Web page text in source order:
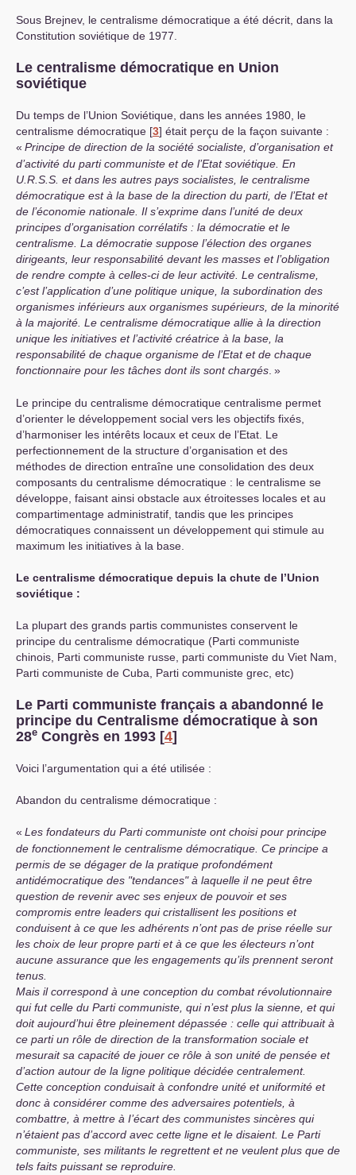
Sous Brejnev, le centralisme démocratique a été décrit, dans la
Constitution soviétique de 1977.
Le centralisme démocratique en Union
soviétique
Du temps de l’Union Soviétique, dans les années 1980, le
centralisme démocratique [3] était perçu de la façon suivante :
« Principe de direction de la société socialiste, d’organisation et
d’activité du parti communiste et de l’Etat soviétique. En
U.R.S.S. et dans les autres pays socialistes, le centralisme
démocratique est à la base de la direction du parti, de l’Etat et
de l’économie nationale. Il s’exprime dans l’unité de deux
principes d’organisation corrélatifs : la démocratie et le
centralisme. La démocratie suppose l’élection des organes
dirigeants, leur responsabilité devant les masses et l’obligation
de rendre compte à celles-ci de leur activité. Le centralisme,
c’est l’application d’une politique unique, la subordination des
organismes inférieurs aux organismes supérieurs, de la minorité
à la majorité. Le centralisme démocratique allie à la direction
unique les initiatives et l’activité créatrice à la base, la
responsabilité de chaque organisme de l’Etat et de chaque
fonctionnaire pour les tâches dont ils sont chargés »
Le principe du centralisme démocratique centralisme permet
d’orienter le développement social vers les objectifs fixés,
d’harmoniser les intérêts locaux et ceux de l’Etat. Le
perfectionnement de la structure d’organisation et des
méthodes de direction entraîne une consolidation des deux
composants du centralisme démocratique : le centralisme se
développe, faisant ainsi obstacle aux étroitesses locales et au
compartimentage administratif, tandis que les principes
démocratiques connaissent un développement qui stimule au
maximum les initiatives à la base.
Le centralisme démocratique depuis la chute de l’Union
soviétique :
La plupart des grands partis communistes conservent le
principe du centralisme démocratique (Parti communiste
chinois, Parti communiste russe, parti communiste du Viet Nam,
Parti communiste de Cuba, Parti communiste grec, etc)
Le Parti communiste français a abandonné le
principe du Centralisme démocratique à son
28e Congrès en 1993 [4]
Voici l’argumentation qui a été utilisée :
Abandon du centralisme démocratique :
« Les fondateurs du Parti communiste ont choisi pour principe
de fonctionnement le centralisme démocratique. Ce principe a
permis de se dégager de la pratique profondément
antidémocratique des "tendances" à laquelle il ne peut être
question de revenir avec ses enjeux de pouvoir et ses
compromis entre leaders qui cristallisent les positions et
conduisent à ce que les adhérents n’ont pas de prise réelle sur
les choix de leur propre parti et à ce que les électeurs n’ont
aucune assurance que les engagements qu’ils prennent seront
tenus.
Mais il correspond à une conception du combat révolutionnaire
qui fut celle du Parti communiste, qui n’est plus la sienne, et qui
doit aujourd’hui être pleinement dépassée : celle qui attribuait à
ce parti un rôle de direction de la transformation sociale et
mesurait sa capacité de jouer ce rôle à son unité de pensée et
d’action autour de la ligne politique décidée centralement.
Cette conception conduisait à confondre unité et uniformité et
donc à considérer comme des adversaires potentiels, à
combattre, à mettre à I’écart des communistes sincères qui
n’étaient pas d’accord avec cette ligne et le disaient. Le Parti
communiste, ses militants le regrettent et ne veulent plus que de
tels faits puissant se reproduire.